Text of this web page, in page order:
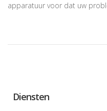
apparatuur voor dat uw
Diensten